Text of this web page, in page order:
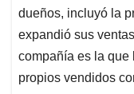
dueños, incluyó la
expandió sus
compañía es la que
propios vendidos